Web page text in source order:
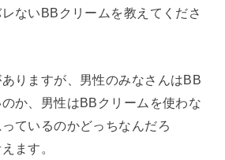
レないBBクリームを教えてくださ
りますが、男性のみなさんはBB
か、男性はBBクリームを使わな
ているのかどっちなんだろ
ます。